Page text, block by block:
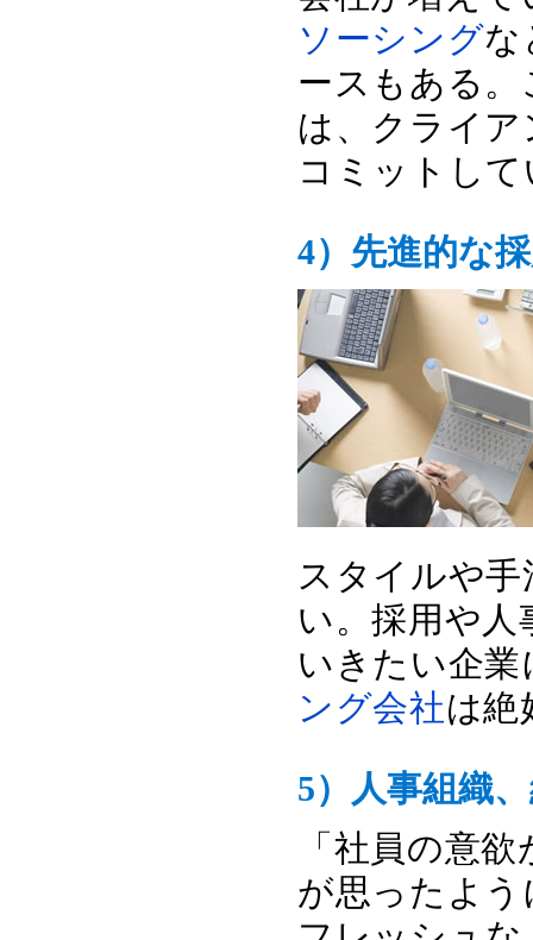
ソーシングな
ースもある
は、クライ
コミットし
4）先進的な
スタイルや
い。採用や人
いきたい企
ング会社は絶
5）人事組織
「社員の意
が思ったよ